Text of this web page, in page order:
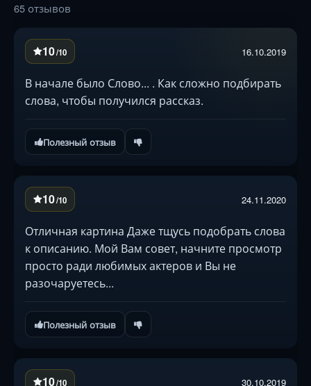
65 отзывов
10/10 16.10.2019
В начале было Слово... . Как сложно подбирать
слова, чтобы получился рассказ.
Полезный отзыв
10/10 24.11.2020
Отличная картина Даже тщусь подобрать слова
к описанию. Мой Вам совет, начните просмотр
просто ради любимых актеров и Вы не
разочаруетесь...
Полезный отзыв
10/10 30.10.2019